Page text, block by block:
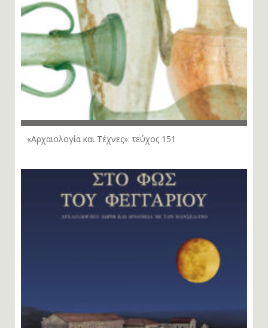
«Αρχαιολογία και Τέχνες»: τεύχος 151